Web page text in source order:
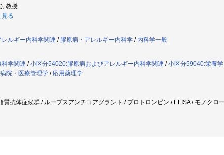
教授
見る
ルギー内科学関連 / 膠原病・アレルギー内科学 / 内科学一般
学関連 /小区分54020:膠原病およびアレルギー内科学関連 /小区分59040:栄養
病院・医療管理学 / 応用薬理学
抗体症候群 / ループスアンチコアグラント / プロトロンビン / ELISA / モノクロ